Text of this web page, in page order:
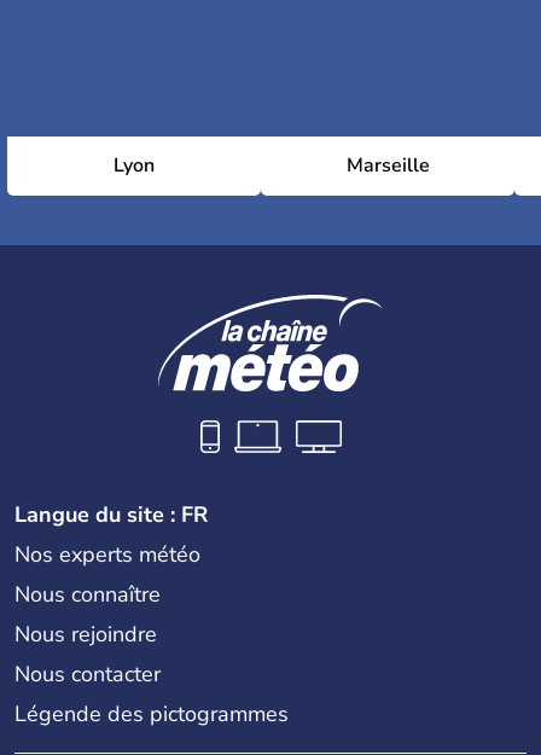
Lyon Marseille
Langue du site : FR
Nos experts météo
Nous connaître
Nous rejoindre
Nous contacter
Légende des pictogrammes